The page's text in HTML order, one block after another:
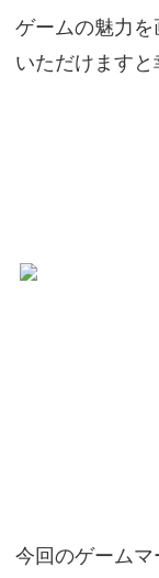
ゲームの魅力
いただけますと
今回のゲーム